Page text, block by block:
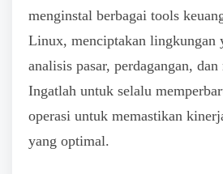
menginstal berbagai tools
Linux, menciptakan lingkungan
analisis pasar, perdagangan, dan
Ingatlah untuk selalu
operasi untuk memastikan
yang optimal.